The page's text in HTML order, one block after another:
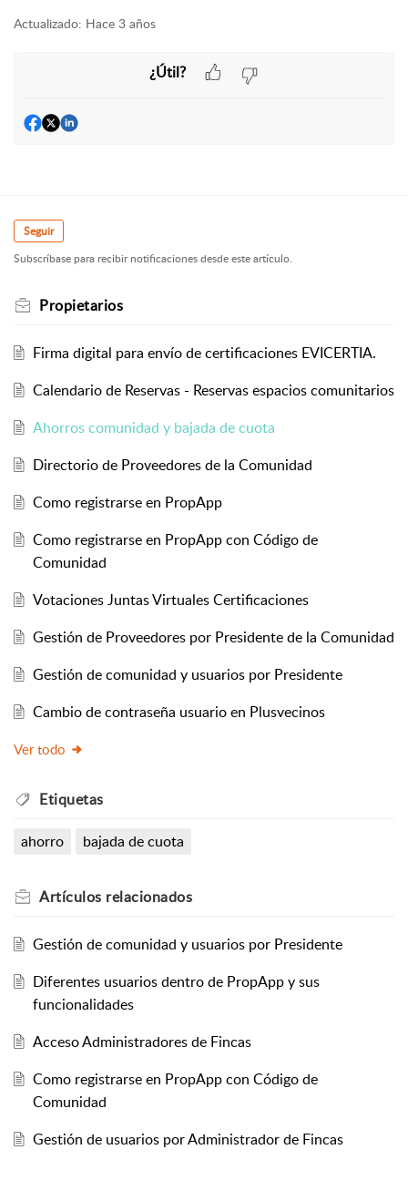
Actualizado: Hace 3 años
¿Útil?
Seguir
Subscríbase para recibir notificaciones desde este artículo.
Propietarios
Firma digital para envío de certificaciones EVICERTIA.
Calendario de Reservas - Reservas espacios comunitarios
Ahorros comunidad y bajada de cuota
Directorio de Proveedores de la Comunidad
Como registrarse en PropApp
Como registrarse en PropApp con Código de
Comunidad
Votaciones Juntas Virtuales Certificaciones
Gestión de Proveedores por Presidente de la Comunidad
Gestión de comunidad y usuarios por Presidente
Cambio de contraseña usuario en Plusvecinos
Ver todo
Etiquetas
ahorro bajada de cuota
Artículos relacionados
Gestión de comunidad y usuarios por Presidente
Diferentes usuarios dentro de PropApp y sus
funcionalidades
Acceso Administradores de Fincas
Como registrarse en PropApp con Código de
Comunidad
Gestión de usuarios por Administrador de Fincas